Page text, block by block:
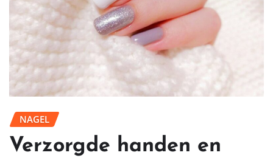
NAGEL
Verzorgde handen en